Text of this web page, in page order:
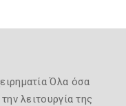
Όλα όσα
λειτουργία της